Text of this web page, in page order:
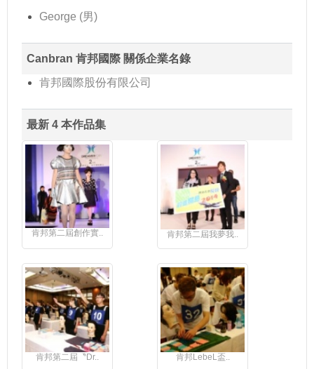
George (男)
Canbran 肯邦國際 關係企業名錄
肯邦國際股份有限公司
最新 4 本作品集
肯邦第二屆創作實.. 肯邦第二屆我夢我..
肯邦第二屆〝Dr.. 肯邦LebeL盃..